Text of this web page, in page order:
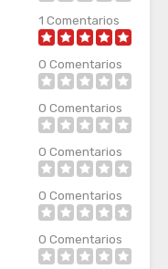
1 Comentarios
0 Comentarios
0 Comentarios
0 Comentarios
0 Comentarios
0 Comentarios